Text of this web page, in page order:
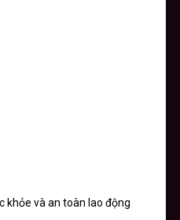
khỏe và an toàn lao động